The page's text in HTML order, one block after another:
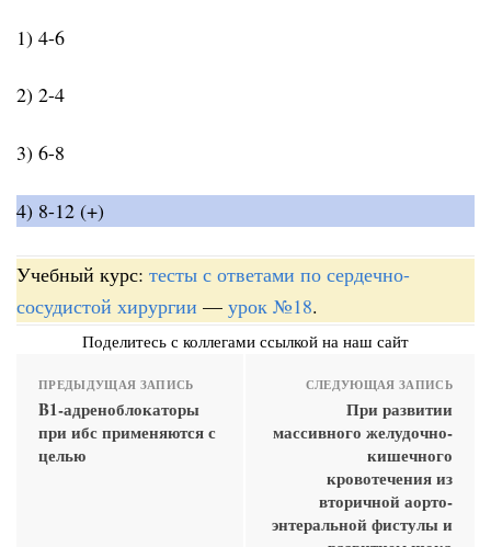
1) 4-6
2) 2-4
3) 6-8
4) 8-12 (+)
Учебный курс: тесты с ответами по сердечно-
сосудистой хирургии — урок №18.
Поделитесь с коллегами ссылкой на наш сайт
ПРЕДЫДУЩАЯ ЗАПИСЬ
Β1-адреноблокаторы
при ибс применяются с
целью
СЛЕДУЮЩАЯ ЗАПИСЬ
При развитии
массивного желудочно-
кишечного
кровотечения из
вторичной аорто-
энтеральной фистулы и